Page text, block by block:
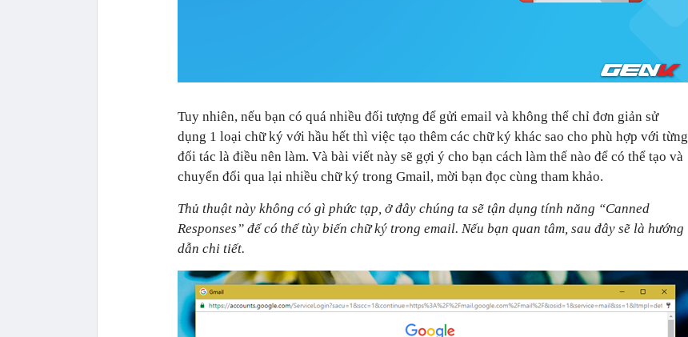
Tuy nhiên, nếu bạn có quá nhiều đối tượng để gửi email và không thể chỉ đơn giản sử
dụng 1 loại chữ ký với hầu hết thì việc tạo thêm các chữ ký khác sao cho phù hợp với từng
đối tác là điều nên làm. Và bài viết này sẽ gợi ý cho bạn cách làm thế nào để có thể tạo và
chuyển đổi qua lại nhiều chữ ký trong Gmail, mời bạn đọc cùng tham khảo.
Thủ thuật này không có gì phức tạp, ở đây chúng ta sẽ tận dụng tính năng “Canned
Responses” để có thể tùy biến chữ ký trong email. Nếu bạn quan tâm, sau đây sẽ là hướng
dẫn chi tiết.